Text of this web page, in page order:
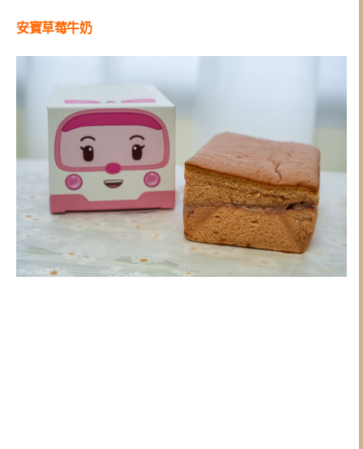
安寶草莓牛奶